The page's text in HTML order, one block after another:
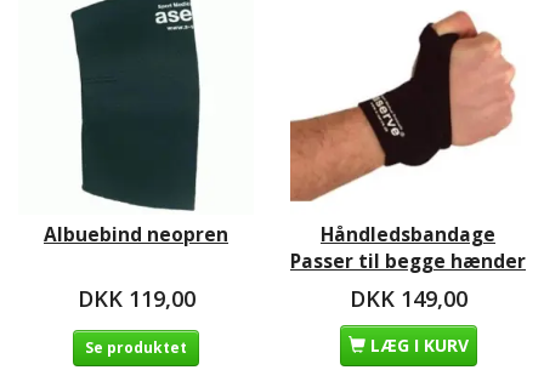
Albuebind neopren
DKK 119,00
Se produktet
Håndledsbandage
Passer til begge hænder
DKK 149,00
LÆG I KURV